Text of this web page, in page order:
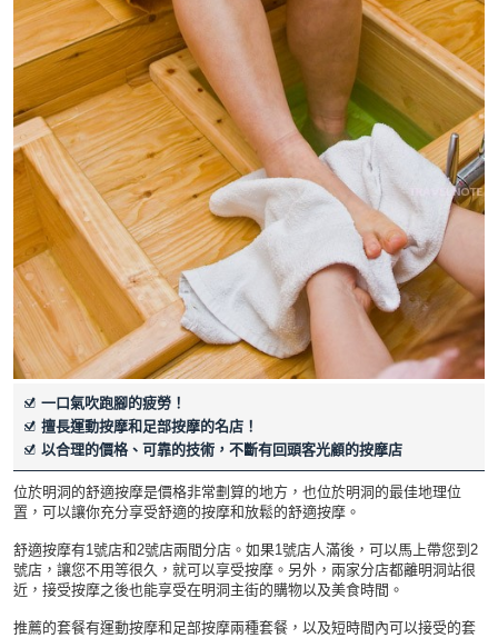
一口氣吹跑腳的疲勞！
擅長運動按摩和足部按摩的名店！
以合理的價格、可靠的技術，不斷有回頭客光顧的按摩店
位於明洞的舒適按摩是價格非常劃算的地方，也位於明洞的最佳地理位
置，可以讓你充分享受舒適的按摩和放鬆的舒適按摩。
舒適按摩有1號店和2號店兩間分店。如果1號店人滿後，可以馬上帶您到2
號店，讓您不用等很久，就可以享受按摩。另外，兩家分店都離明洞站很
近，接受按摩之後也能享受在明洞主街的購物以及美食時間。
推薦的套餐有運動按摩和足部按摩兩種套餐，以及短時間內可以接受的套